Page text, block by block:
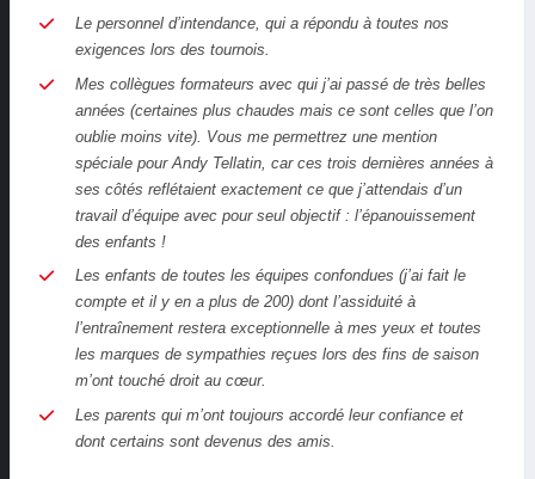
Le personnel d’intendance, qui a répondu à toutes nos
exigences lors des tournois.
Mes collègues formateurs avec qui j’ai passé de très belles
années (certaines plus chaudes mais ce sont celles que l’on
oublie moins vite). Vous me permettrez une mention
spéciale pour Andy Tellatin, car ces trois dernières années à
ses côtés reflétaient exactement ce que j’attendais d’un
travail d’équipe avec pour seul objectif : l’épanouissement
des enfants !
Les enfants de toutes les équipes confondues (j’ai fait le
compte et il y en a plus de 200) dont l’assiduité à
l’entraînement restera exceptionnelle à mes yeux et toutes
les marques de sympathies reçues lors des fins de saison
m’ont touché droit au cœur.
Les parents qui m’ont toujours accordé leur confiance et
dont certains sont devenus des amis.